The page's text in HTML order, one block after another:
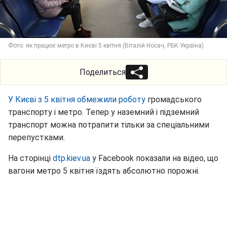
Фото: як працює метро в Києві 5 квітня (Віталій Носач, РБК-Україна)
Поделиться
У Києві з 5 квітня обмежили роботу громадського
транспорту і метро. Тепер у наземний і підземний
транспорт можна потрапити тільки за спеціальними
перепустками.
На сторінці dtp.kiev.ua у Facebook показали на відео, що
вагони метро 5 квітня їздять абсолютно порожні.